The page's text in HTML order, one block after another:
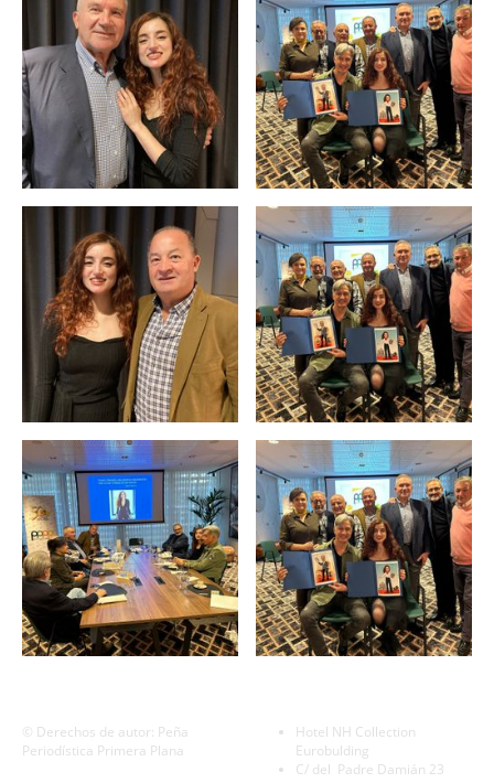
© Derechos de autor: Peña
Periodística Primera Plana
Hotel NH Collection
Eurobulding
C/ del Padre Damián 23